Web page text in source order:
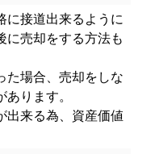
に接道出来るように
に売却をする方法も
た場合、売却をしな
ります。
出来る為、資産価値